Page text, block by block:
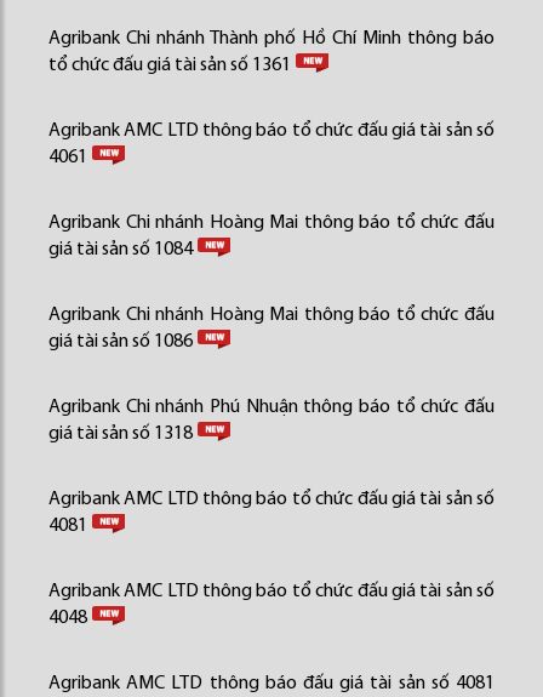
Agribank Chi nhánh Thành phố Hồ Chí Minh thông báo
tổ chức đấu giá tài sản số 1361
Agribank AMC LTD thông báo tổ chức đấu giá tài sản số
4061
Agribank Chi nhánh Hoàng Mai thông báo tổ chức đấu
giá tài sản số 1084
Agribank Chi nhánh Hoàng Mai thông báo tổ chức đấu
giá tài sản số 1086
Agribank Chi nhánh Phú Nhuận thông báo tổ chức đấu
giá tài sản số 1318
Agribank AMC LTD thông báo tổ chức đấu giá tài sản số
4081
Agribank AMC LTD thông báo tổ chức đấu giá tài sản số
4048
Agribank AMC LTD thông báo đấu giá tài sản số 4081